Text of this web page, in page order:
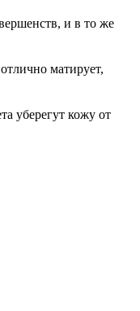
и в то же
матирует,
уберегут кожу от